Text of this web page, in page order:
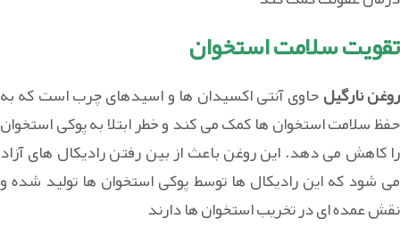
تقویت سلامت استخوان
روغن نارگیلحاوی آنتی اکسیدان ها و اسیدهای چرب است که به
حفظ سلامت استخوان ها کمک می کند و خطر ابتلا به پوکی استخوان
را کاهش می دهد. این روغن باعث از بین رفتن رادیکال های آزاد
می شود که این رادیکال ها توسط پوکی استخوان ها تولید شده و
نقش عمده ای در تخریب استخوان ها دارند